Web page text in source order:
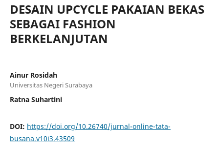
DESAIN UPCYCLE PAKAIAN BEKAS
SEBAGAI FASHION
BERKELANJUTAN
Ainur Rosidah
Universitas Negeri Surabaya
Ratna Suhartini
DOI: https://doi.org/10.26740/jurnal-online-tata-
busana.v10i3.43509